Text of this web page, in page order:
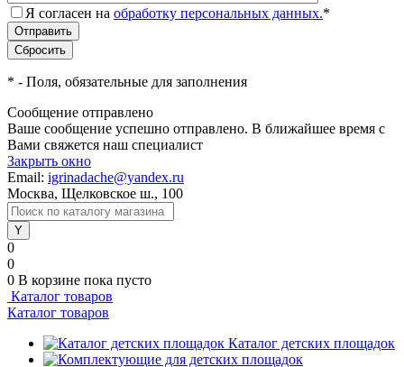
Я согласен на обработку персональных данных.*
* - Поля, обязательные для заполнения
Сообщение отправлено
Ваше сообщение успешно отправлено. В ближайшее время с
Вами свяжется наш специалист
Закрыть окно
Email: igrinadache@yandex.ru
Москва, Щелковское ш., 100
0
0
0 В корзине пока пусто
Каталог товаров
Каталог товаров
Каталог детских площадок